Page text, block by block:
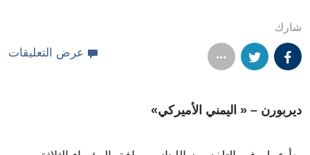
شارك
عرض التعليقات
ديربورن – « اليمني الأميركي»